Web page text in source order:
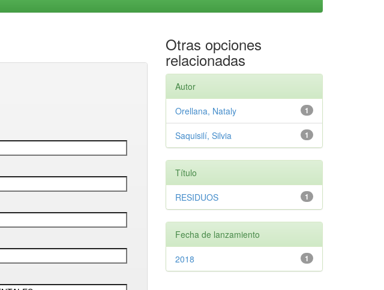
Otras opciones
relacionadas
Autor
1
Orellana, Nataly
1
Saquisilí, Silvia
Título
1
RESIDUOS
Fecha de lanzamiento
1
2018